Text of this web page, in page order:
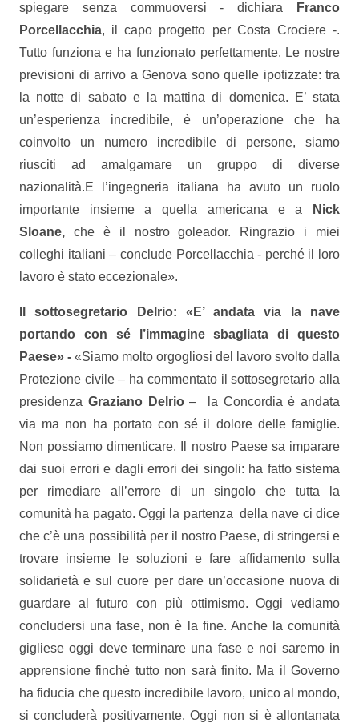
spiegare senza commuoversi - dichiara
Franco
Porcellacchia, il capo progetto per Costa Crociere -.
Tutto funziona e ha funzionato perfettamente. Le nostre
previsioni di arrivo a Genova sono quelle ipotizzate: tra
la notte di sabato e la mattina di domenica. E’ stata
un’esperienza incredibile, è un’operazione che ha
coinvolto un numero incredibile di persone, siamo
riusciti ad amalgamare un gruppo di diverse
nazionalità.E l’ingegneria italiana ha avuto un ruolo
importante insieme a quella americana e a
Nick
Sloane, che è il nostro goleador. Ringrazio i miei
colleghi italiani – conclude Porcellacchia - perché il loro
lavoro è stato eccezionale».
Il sottosegretario Delrio: «E’ andata via la nave
portando con sé l’immagine sbagliata di questo
Paese» - «Siamo molto orgogliosi del lavoro svolto dalla
Protezione civile – ha commentato il sottosegretario alla
presidenza Graziano Delrio– la Concordia è andata
via ma non ha portato con sé il dolore delle famiglie.
Non possiamo dimenticare. Il nostro Paese sa imparare
dai suoi errori e dagli errori dei singoli: ha fatto sistema
per rimediare all’errore di un singolo che tutta la
comunità ha pagato. Oggi la partenza della nave ci dice
che c’è una possibilità per il nostro Paese, di stringersi e
trovare insieme le soluzioni e fare affidamento sulla
solidarietà e sul cuore per dare un’occasione nuova di
guardare al futuro con più ottimismo. Oggi vediamo
concludersi una fase, non è la fine. Anche la comunità
gigliese oggi deve terminare una fase e noi saremo in
apprensione finchè tutto non sarà finito. Ma il Governo
ha fiducia che questo incredibile lavoro, unico al mondo,
si concluderà positivamente. Oggi non si è allontanata